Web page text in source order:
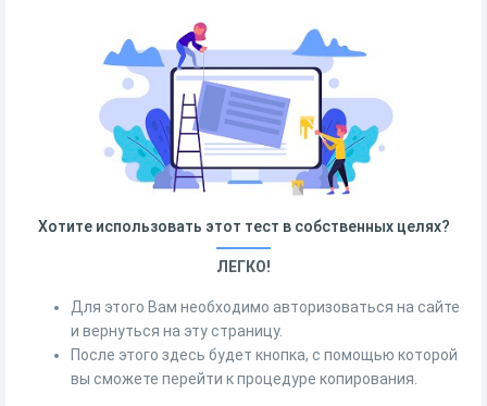
Хотите использовать этот тест в собственных целях?
ЛЕГКО!
Для этого Вам необходимо авторизоваться на сайте
и вернуться на эту страницу.
После этого здесь будет кнопка, с помощью которой
вы сможете перейти к процедуре копирования.